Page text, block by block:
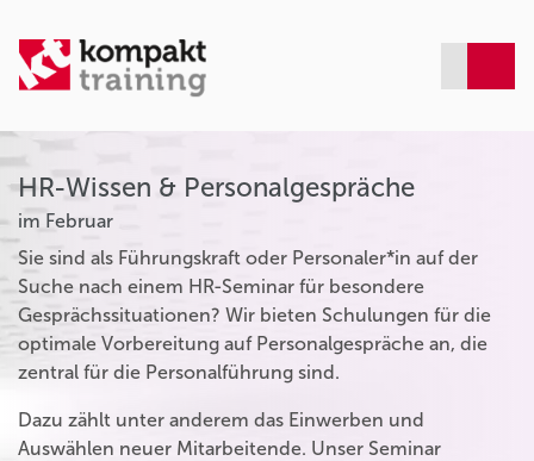
HR-Wissen & Personalgespräche
im Februar
Sie sind als Führungskraft oder Personaler*in auf der
Suche nach einem HR-Seminar für besondere
Gesprächssituationen? Wir bieten Schulungen für die
optimale Vorbereitung auf Personalgespräche an, die
zentral für die Personalführung sind.
Dazu zählt unter anderem das Einwerben und
Auswählen neuer Mitarbeitende. Unser Seminar